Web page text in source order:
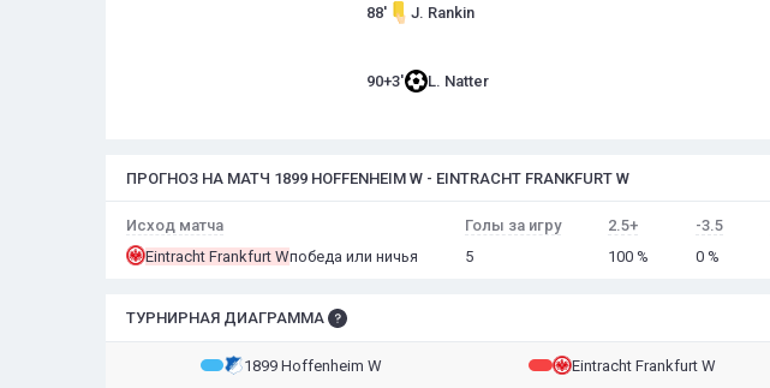
88'
J. Rankin
90+3'
L. Natter
ПРОГНОЗ НА МАТЧ 1899 HOFFENHEIM W - EINTRACHT FRANKFURT W
Исход матча
Eintracht Frankfurt Wпобеда или ничья
Голы за игру
5
2.5+
100 %
-3.5
0 %
ТУРНИРНАЯ ДИАГРАММА
1899 Hoffenheim W Eintracht Frankfurt W